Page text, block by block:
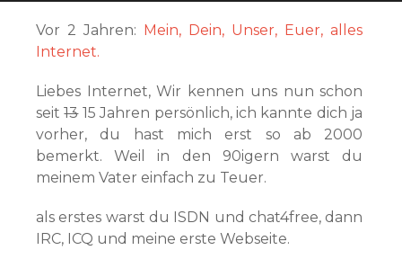
Vor 2 Jahren:
Mein, Dein, Unser, Euer, alles
Internet.
Liebes Internet, Wir kennen uns nun schon
seit1315 Jahren persönlich, ich kannte dich ja
vorher, du hast mich erst so ab 2000
bemerkt. Weil in den 90igern warst du
meinem Vater einfach zu Teuer.
als erstes warst du ISDN und chat4free, dann
IRC, ICQ und meine erste Webseite.